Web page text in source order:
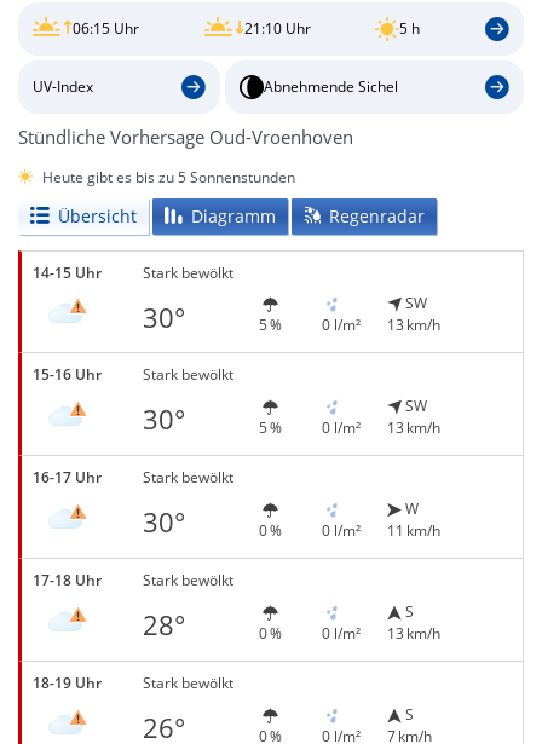
06:15 Uhr 21:10 Uhr 5 h
UV-Index Abnehmende Sichel
Stündliche Vorhersage Oud-Vroenhoven
Heute gibt es bis zu 5 Sonnenstunden
Übersicht Diagramm Regenradar
14-15 Uhr Stark bewölkt
30° 5 % 0 l/m²
SW
13 km/h
15-16 Uhr Stark bewölkt
30° 5 % 0 l/m²
SW
13 km/h
16-17 Uhr Stark bewölkt
30° 0 % 0 l/m²
W
11 km/h
17-18 Uhr Stark bewölkt
28° 0 % 0 l/m²
S
13 km/h
18-19 Uhr Stark bewölkt
26° 0 % 0 l/m²
S
7 km/h